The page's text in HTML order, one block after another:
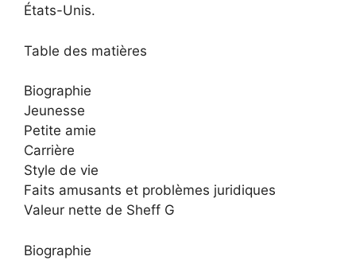
États-Unis.
Table des matières
Biographie
Jeunesse
Petite amie
Carrière
Style de vie
Faits amusants et problèmes juridiques
Valeur nette de Sheff G
Biographie